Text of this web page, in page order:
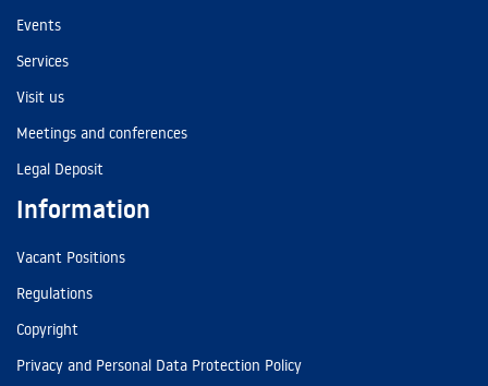
Events
Services
Visit us
Meetings and conferences
Legal Deposit
Information
Vacant Positions
Regulations
Copyright
Privacy and Personal Data Protection Policy